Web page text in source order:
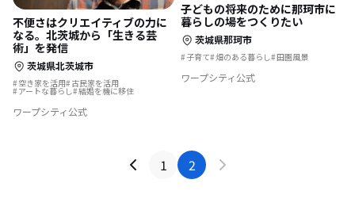
不便さはクリエイティブの力に
なる。北茨城から「生きる芸
術」を発信
茨城県北茨城市
空き家を活用 古民家を活用
アートな暮らし 結婚を機に移住
ワープシティ公式
子どもの将来のために那珂市に
暮らしの場をつくりたい
茨城県那珂市
子育て 畑のある暮らし 田園風景
ワープシティ公式
1 2